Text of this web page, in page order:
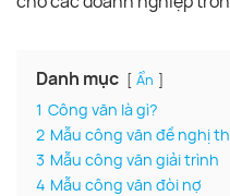
Danh mục Ẩn
1 Công văn là gì?
2 Mẫu công văn đề nghị
3 Mẫu công văn giải trình
4 Mẫu công văn đòi nợ